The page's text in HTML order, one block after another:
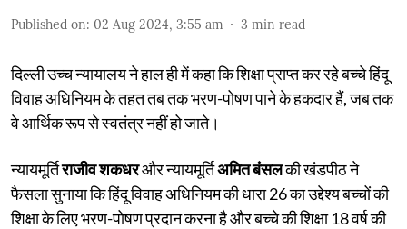
Published on: 02 Aug 2024, 3:55 am 3 min read
दिल्ली उच्च न्यायालय ने हाल ही में कहा कि शिक्षा प्राप्त कर रहे बच्चे हिंदू
विवाह अधिनियम के तहत तब तक भरण-पोषण पाने के हकदार हैं, जब तक
वे आर्थिक रूप से स्वतंत्र नहीं हो जाते।
न्यायमूर्तिराजीव शकधरऔर न्यायमूर्तिअमित बंसलकी खंडपीठ ने
फैसला सुनाया कि हिंदू विवाह अधिनियम की धारा 26 का उद्देश्य बच्चों की
शिक्षा के लिए भरण-पोषण प्रदान करना है और बच्चे की शिक्षा 18 वर्ष की